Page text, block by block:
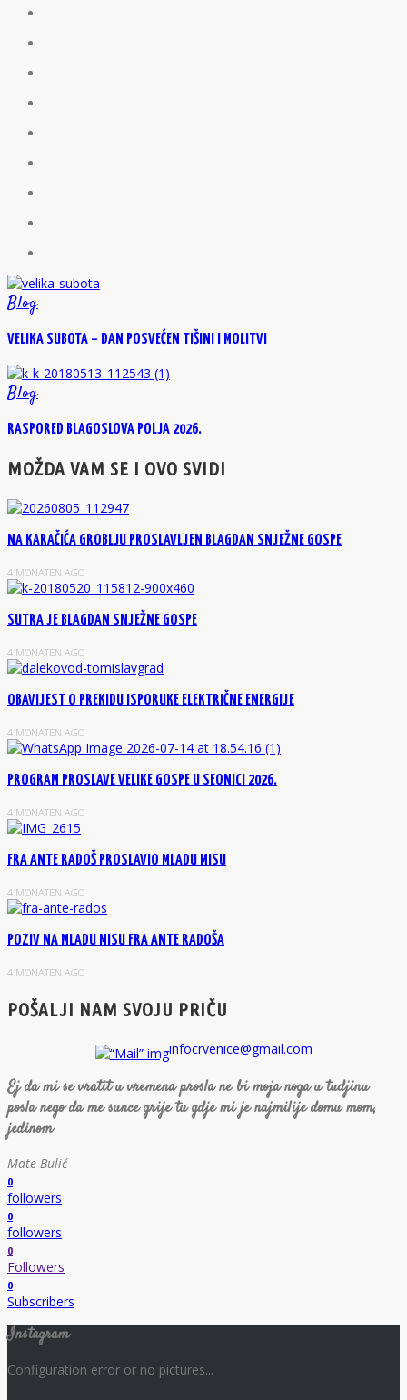
Blog
VELIKA SUBOTA – DAN POSVEĆEN TIŠINI I MOLITVI
Blog
RASPORED BLAGOSLOVA POLJA 2026.
MOŽDA VAM SE I OVO SVIDI
NA KARAČIĆA GROBLJU PROSLAVLJEN BLAGDAN SNJEŽNE GOSPE
4 MONATEN AGO
SUTRA JE BLAGDAN SNJEŽNE GOSPE
4 MONATEN AGO
OBAVIJEST O PREKIDU ISPORUKE ELEKTRIČNE ENERGIJE
4 MONATEN AGO
PROGRAM PROSLAVE VELIKE GOSPE U SEONICI 2026.
4 MONATEN AGO
FRA ANTE RADOŠ PROSLAVIO MLADU MISU
4 MONATEN AGO
POZIV NA MLADU MISU FRA ANTE RADOŠA
4 MONATEN AGO
POŠALJI NAM SVOJU PRIČU
infocrvenice@gmail.com
Ej da mi se vratit u vremena prosla ne bi moja noga u tudjinu
posla nego da me sunce grije tu gdje mi je najmilije domu mom,
jedinom
Mate Bulić
0
followers
0
followers
0
Followers
0
Subscribers
Instagram
Configuration error or no pictures...